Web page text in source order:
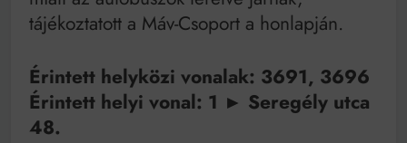
Mindenki a világot akarja uralni – de nem csak a 80-
as években
tájékoztatott a Máv-Csoport a honlapján.
Érintett helyközi vonalak: ​3691, 3696
Érintett helyi vonal: 1 ► Seregély utca
48.